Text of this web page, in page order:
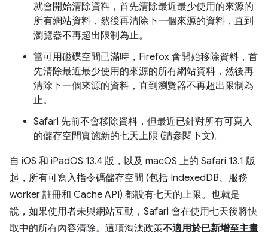
就會開始清除資料，首先清除最近最少使用的來源的
所有網站資料，然後再清除下一個來源的資料，直到
瀏覽器不再超出限制為止。
當可用磁碟空間已滿時，Firefox 會開始移除資料，首
先清除最近最少使用的來源的所有網站資料，然後再
清除下一個來源的資料，直到瀏覽器不再超出限制為
止。
Safari 先前不會移除資料，但最近已針對所有可寫入
的儲存空間實施新的七天上限 (請參閱下文)。
自 iOS 和 iPadOS 13.4 版，以及 macOS 上的 Safari 13.1 版
起，所有可寫入指令碼儲存空間 (包括 IndexedDB、服務
worker 註冊和 Cache API) 都設有七天的上限。也就是
說，如果使用者未與網站互動，Safari 會在使用七天後將快
取中的所有內容清除。這項淘汰政策不適用於已新增至主畫